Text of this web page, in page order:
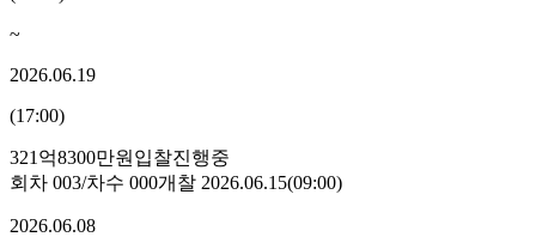
~
2026.06.19
(17:00)
321억8300만원 입찰진행중
회차 003/차수 000개찰 2026.06.15(09:00)
2026.06.08